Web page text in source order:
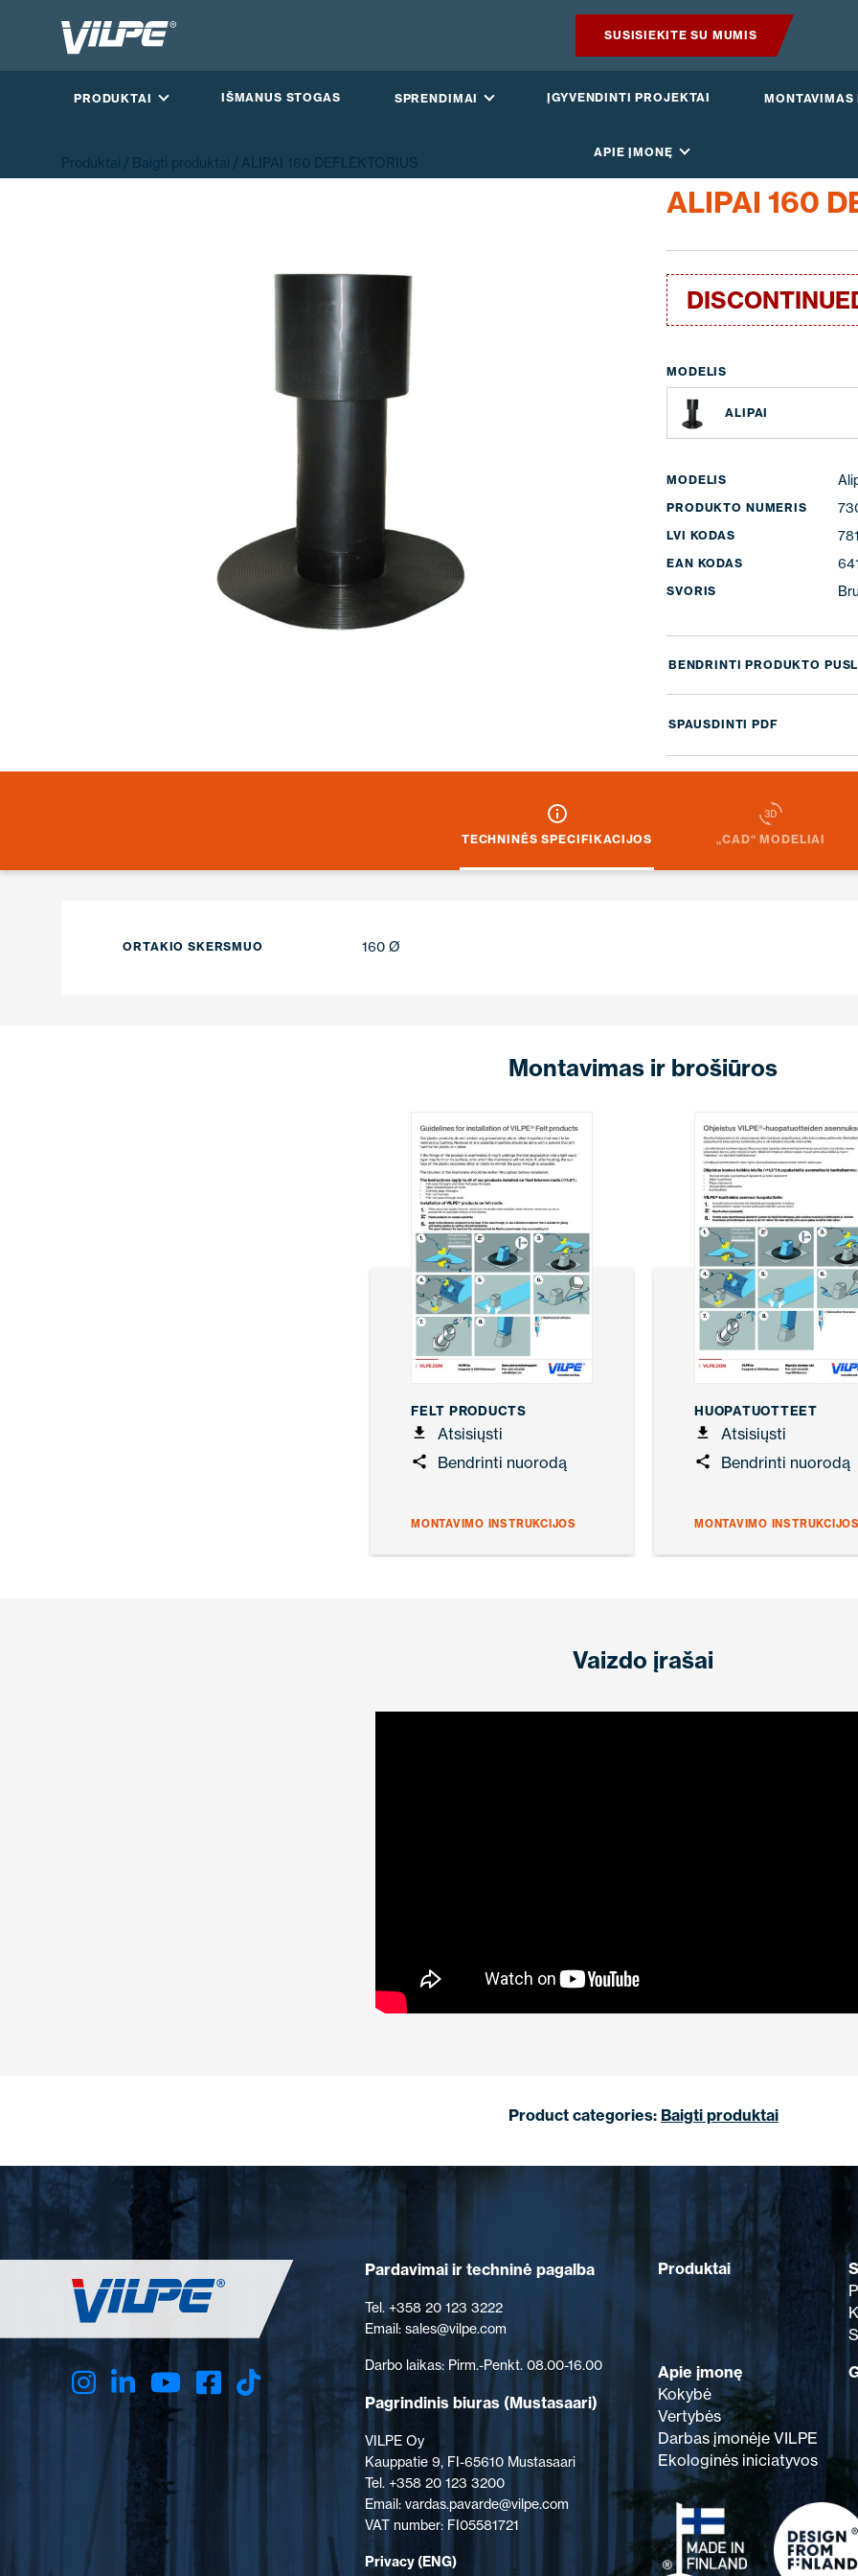
SUSISIEKITE SU MUMIS
PRODUKTAI IŠMANUS STOGAS SPRENDIMAI ĮGYVENDINTI PROJEKTAI
APIE ĮMONĘ
MONTAVIMAS IR BROŠIŪROS
APIE ĮMONĘ
LV
Produktai / Baigti produktai / ALIPAI 160 DEFLEKTORIUS
ALIPAI 160
MODELIS
ALIPAI
MODELIS
PRODUKTO NUMERIS
LVI KODAS
EAN KODAS
SVORIS
BENDRINTI PRODUKTO
SPAUSDINTI PDF
TECHNINĖS SPECIFIKACIJOS „CAD“ MODELIAI
ORTAKIO SKERSMUO 160 Ø
Montavimas ir brošiūros
FELT PRODUCTS
Atsisiųsti
Bendrinti nuorodą
MONTAVIMO INSTRUKCIJOS
HUOPATUOTTEET
Atsisiųsti
Bendrinti nuorodą
MONTAVIMO
Vaizdo įrašai
Product categories: Baigti produktai
Pardavimai ir techninė pagalba
Tel. +358 20 123 3222
Email: sales@vilpe.com
Darbo laikas: Pirm.-Penkt. 08.00-16.00
Pagrindinis biuras(Mustasaari)
VILPE Oy
Kauppatie 9, FI-65610 Mustasaari
Tel. +358 20 123 3200
Email: vardas.pavarde@vilpe.com
VAT number: FI05581721
Privacy (ENG)
Produktai
Apie įmonę
Kokybė
Vertybės
Darbas įmonėje VILPE
Ekologinės iniciatyvos